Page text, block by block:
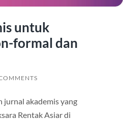
untuk
formal dan
jurnal akademis yang
Rentak Asiar di